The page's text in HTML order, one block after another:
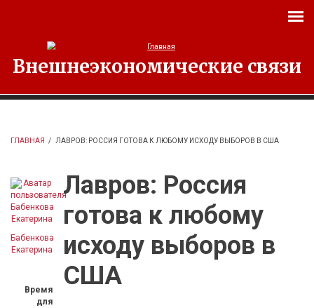
Внешнеэкономические связи
ГЛАВНАЯ / ЛАВРОВ: РОССИЯ ГОТОВА К ЛЮБОМУ ИСХОДУ ВЫБОРОВ В США
Бабенкова
Екатерина
Время
для
Лавров: Россия
готова к любому
исходу выборов в
США